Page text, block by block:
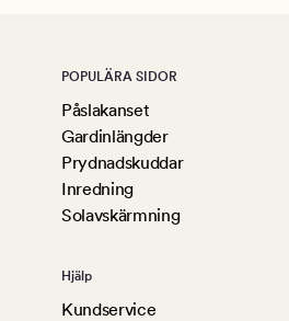
POPULÄRA SIDOR
Påslakanset
Gardinlängder
Prydnadskuddar
Inredning
Solavskärmning
Hjälp
Kundservice